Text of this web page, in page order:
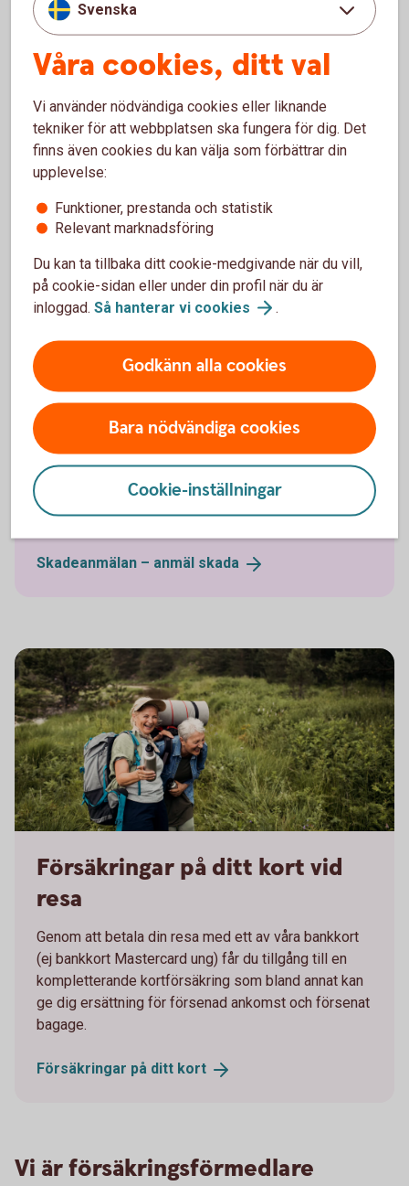
Villa eller Hem (ej Fritidshus) i kombination med
Rabatt på försäkringar med andra
bankprodukter
Anmäl skada
Har olyckan varit framme?
Här kan du göra din anmälan och ansöka om
ersättning.
Skadeanmälan – anmäl skada
Försäkringar på ditt kort vid
resa
Genom att betala din resa med ett av våra bankkort
(ej bankkort Mastercard ung) får du tillgång till en
kompletterande kortförsäkring som bland annat kan
ge dig ersättning för försenad ankomst och försenat
bagage.
Försäkringar på ditt kort
Vi är försäkringsförmedlare
Svenska
Våra cookies, ditt val
Vi använder nödvändiga cookies eller liknande
tekniker för att webbplatsen ska fungera för dig. Det
finns även cookies du kan välja som förbättrar din
upplevelse:
Funktioner, prestanda och statistik
Relevant marknadsföring
Du kan ta tillbaka ditt cookie-medgivande när du vill,
på cookie-sidan eller under din profil när du är
inloggad. Så hanterar vi cookies .
Godkänn alla cookies
Bara nödvändiga cookies
Cookie-inställningar